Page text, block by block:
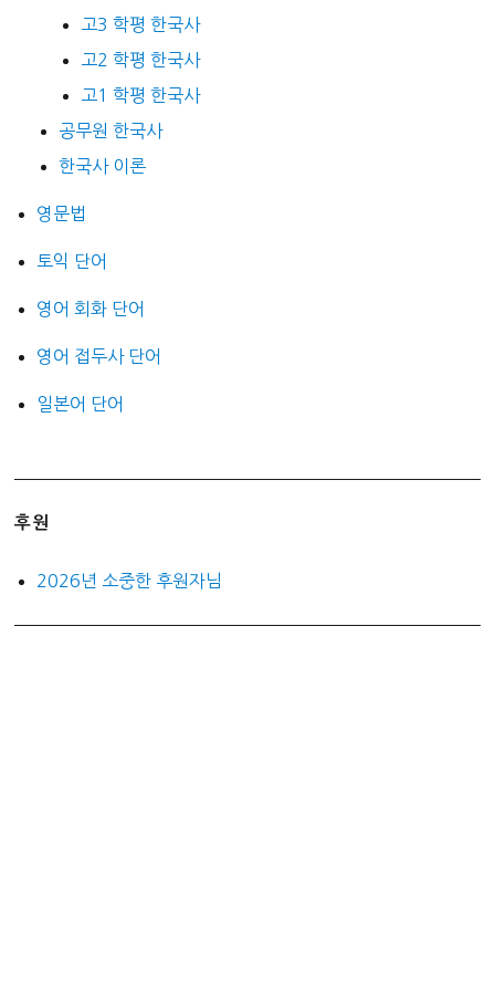
고3 학평 한국사
고2 학평 한국사
고1 학평 한국사
공무원 한국사
한국사 이론
영문법
토익 단어
영어 회화 단어
영어 접두사 단어
일본어 단어
후원
2026년 소중한 후원자님